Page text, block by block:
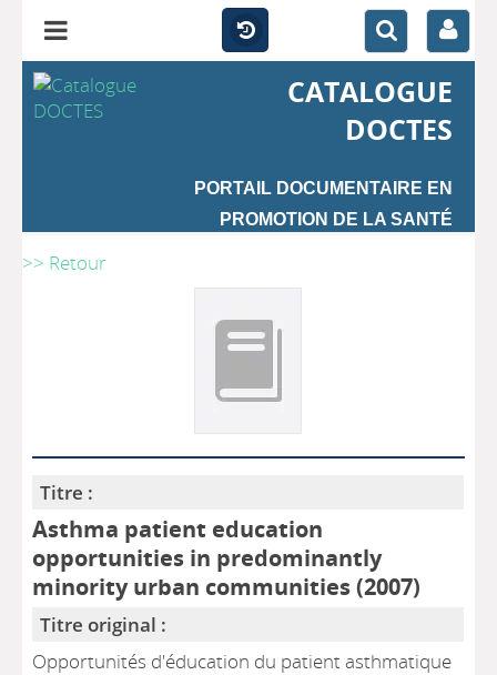
CATALOGUE
DOCTES
PORTAIL DOCUMENTAIRE EN
PROMOTION DE LA SANTÉ
>> Retour
Titre :
Asthma patient education
opportunities in predominantly
minority urban communities (2007)
Titre original :
Opportunités d'éducation du patient asthmatique